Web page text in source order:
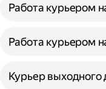
Работа курьером
Работа курьером
Курьер выходного